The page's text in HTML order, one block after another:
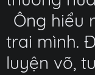
Ông hiểu
trai mình.
luyện võ,